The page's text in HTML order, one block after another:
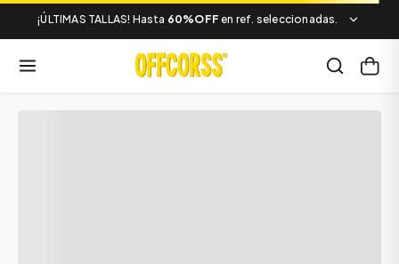
¡ÚLTIMAS TALLAS! Hasta 60%OFF en ref. seleccionadas.